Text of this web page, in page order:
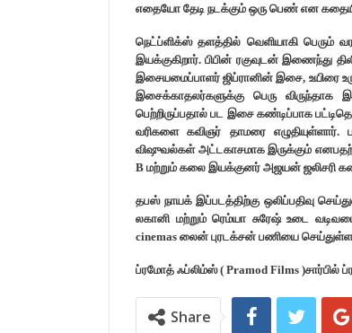
எதையோ தேடி நடக்கும் ஒரு பெண் என
நெட்ப்ளிக்ஸ் தளத்தில் வெளியாகி பெரும்
இயக்குகிறார். பிபின் ரகுவுடன் இணைந்து
இசையமைப்பாளர் ஜிப்ரானின் இசை, உயிரை
இசைக்காதலர்களுக்கு பெரு விருந்தாக
பெற்றிருப்பதால் பட இசை கண்டிப்பாக
வரிகளை கவிஞர் தாமரை
விஷுவல்கள் அட்டகாசமாக இருக்கும்
B மற்றும் கலை இயக்குனர் அஜயன் ஜலிசரி
தபஸ் நாயக் இப்படத்திற்கு ஒலிப்பதிவு
லகானி மற்றும் ரெம்யா சுரேஷ் உடை
cinemas லைன் புரடக்சன் பணியை
ப்ரமோத் ஃப்லிம்ஸ் ( Pramod Films )சார்பில்
Share